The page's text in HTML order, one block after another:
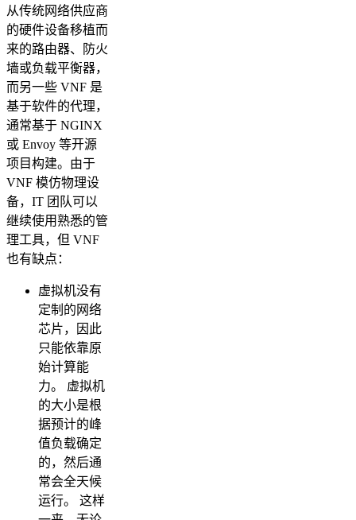
从传统网络供应商
的硬件设备移植而
来的路由器、防火
墙或负载平衡器，
而另一些 VNF 是
基于软件的代理，
通常基于 NGINX
或 Envoy 等开源
项目构建。由于
VNF 模仿物理设
备，IT 团队可以
继续使用熟悉的管
理工具，但 VNF
也有缺点：
虚拟机没有
定制的网络
芯片，因此
只能依靠原
始计算能
力。 虚拟机
的大小是根
据预计的峰
值负载确定
的，然后通
常会全天候
运行。 这样